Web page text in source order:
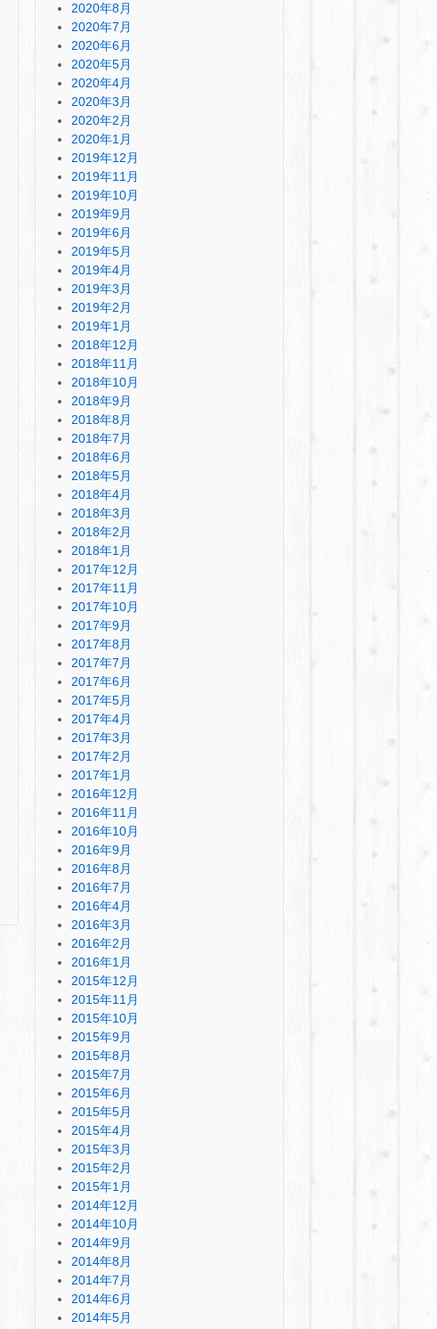
2020年8月
2020年7月
2020年6月
2020年5月
2020年4月
2020年3月
2020年2月
2020年1月
2019年12月
2019年11月
2019年10月
2019年9月
2019年6月
2019年5月
2019年4月
2019年3月
2019年2月
2019年1月
2018年12月
2018年11月
2018年10月
2018年9月
2018年8月
2018年7月
2018年6月
2018年5月
2018年4月
2018年3月
2018年2月
2018年1月
2017年12月
2017年11月
2017年10月
2017年9月
2017年8月
2017年7月
2017年6月
2017年5月
2017年4月
2017年3月
2017年2月
2017年1月
2016年12月
2016年11月
2016年10月
2016年9月
2016年8月
2016年7月
2016年4月
2016年3月
2016年2月
2016年1月
2015年12月
2015年11月
2015年10月
2015年9月
2015年8月
2015年7月
2015年6月
2015年5月
2015年4月
2015年3月
2015年2月
2015年1月
2014年12月
2014年10月
2014年9月
2014年8月
2014年7月
2014年6月
2014年5月